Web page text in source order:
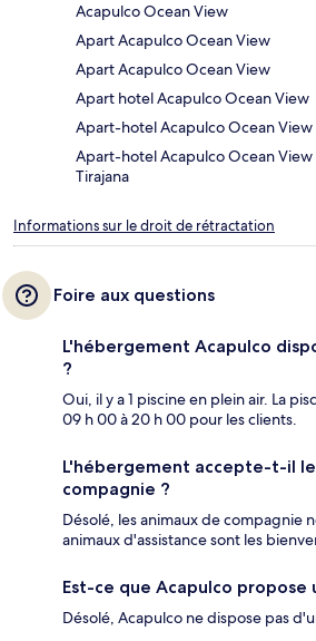
Acapulco Ocean View
Apart Acapulco Ocean View
Apart Acapulco Ocean View
Apart hotel Acapulco Ocean View
Apart-hotel Acapulco Ocean
Apart-hotel Acapulco Ocean View
Tirajana
Informations sur le droit de rétractation
Foire aux questions
L'hébergement Acapulco
?
Oui, il y a 1 piscine en plein air. La
09 h 00 à 20 h 00 pour les clients.
L'hébergement accepte-t-il
compagnie ?
Désolé, les animaux de compagnie
animaux d'assistance sont les
Est-ce que Acapulco propose
Désolé, Acapulco ne dispose pas